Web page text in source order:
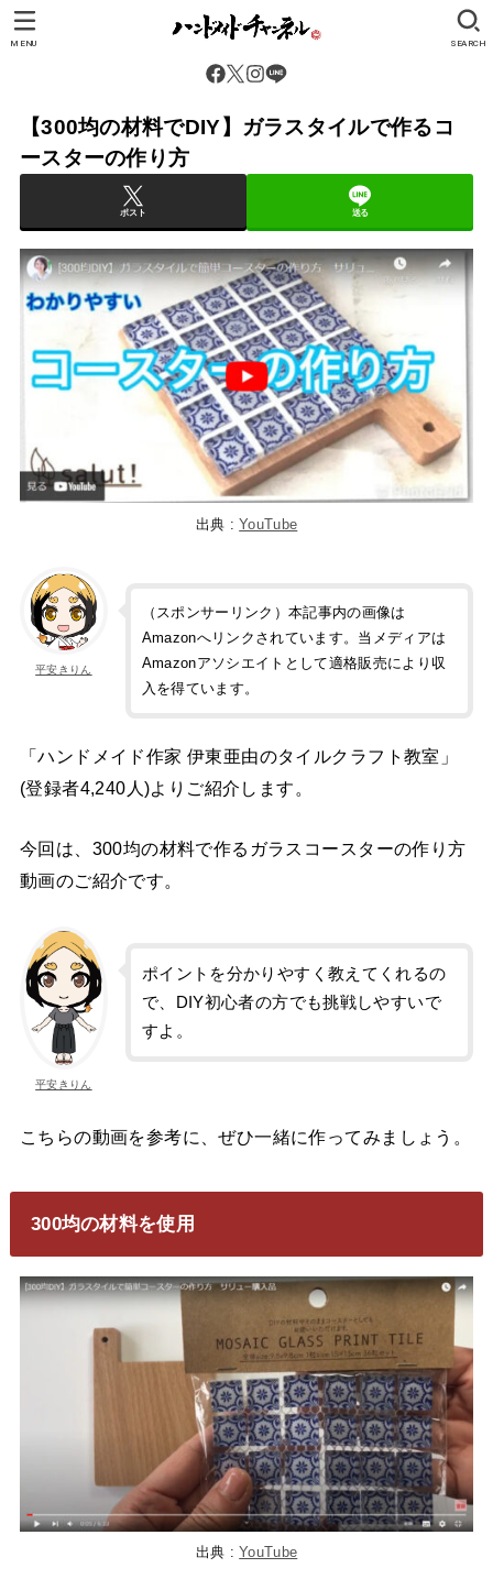
SEARCH
MENU
【300均の材料でDIY】ガラスタイルで作るコ
ースターの作り方
ポスト 送る
出典 :YouTube
平安きりん
（スポンサーリンク）本記事内の画像は
Amazonへリンクされています。当メディアは
Amazonアソシエイトとして適格販売により収
入を得ています。
「ハンドメイド作家 伊東亜由のタイルクラフト教室」
(登録者4,240人)よりご紹介します。
今回は、300均の材料で作るガラスコースターの作り方
動画のご紹介です。
平安きりん
ポイントを分かりやすく教えてくれるの
で、DIY初心者の方でも挑戦しやすいで
すよ。
こちらの動画を参考に、ぜひ一緒に作ってみましょう。
300均の材料を使用
出典 :YouTube